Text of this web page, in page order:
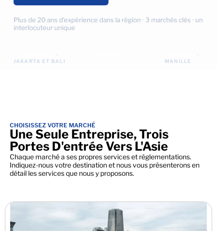
Plus de 20 ans d'expérience dans la région · 3 marchés clés · un
interlocuteur unique
·
JAKARTA ET BALI
·
MANILLE
CHOISISSEZ VOTRE MARCHÉ
Une Seule Entreprise, Trois
Portes D'entrée Vers L'Asie
Chaque marché a ses propres services et réglementations.
Indiquez-nous votre destination et nous vous présenterons en
détail les services que nous y proposons.